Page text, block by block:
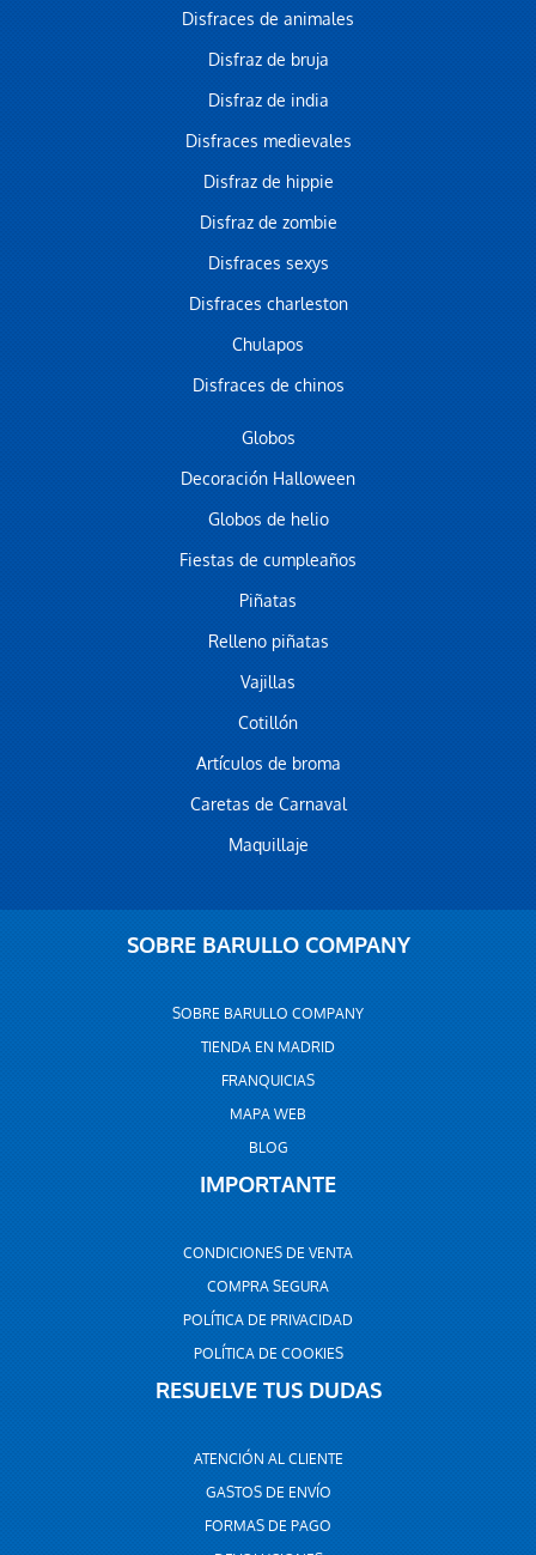
Disfraces de animales
Disfraz de bruja
Disfraz de india
Disfraces medievales
Disfraz de hippie
Disfraz de zombie
Disfraces sexys
Disfraces charleston
Chulapos
Disfraces de chinos
Globos
Decoración Halloween
Globos de helio
Fiestas de cumpleaños
Piñatas
Relleno piñatas
Vajillas
Cotillón
Artículos de broma
Caretas de Carnaval
Maquillaje
SOBRE BARULLO COMPANY
SOBRE BARULLO COMPANY
TIENDA EN MADRID
FRANQUICIAS
MAPA WEB
BLOG
IMPORTANTE
CONDICIONES DE VENTA
COMPRA SEGURA
POLÍTICA DE PRIVACIDAD
POLÍTICA DE COOKIES
RESUELVE TUS DUDAS
ATENCIÓN AL CLIENTE
GASTOS DE ENVÍO
FORMAS DE PAGO